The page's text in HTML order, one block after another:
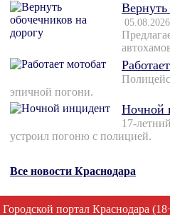
Вернуть
05.08.2026
эпичной погони.
Ночной
17-
устроил погоню с полицией.
Все новости Краснодара
Городской портал Краснодара